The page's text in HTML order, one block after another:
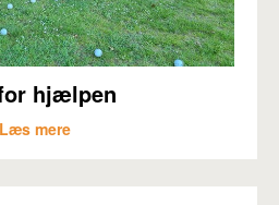
hjælpen
Læs mere